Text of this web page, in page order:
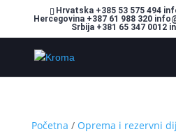
Hrvatska +385 53 575 494
Hercegovina +387 61 988 320
Srbija +381 65 347 0012
Početna / Oprema i rezervni